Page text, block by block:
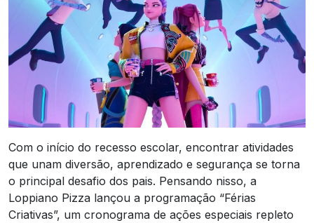
Com o início do recesso escolar, encontrar atividades
que unam diversão, aprendizado e segurança se torna
o principal desafio dos pais. Pensando nisso, a
Loppiano Pizza lançou a programação “Férias
Criativas”, um cronograma de ações especiais repleto